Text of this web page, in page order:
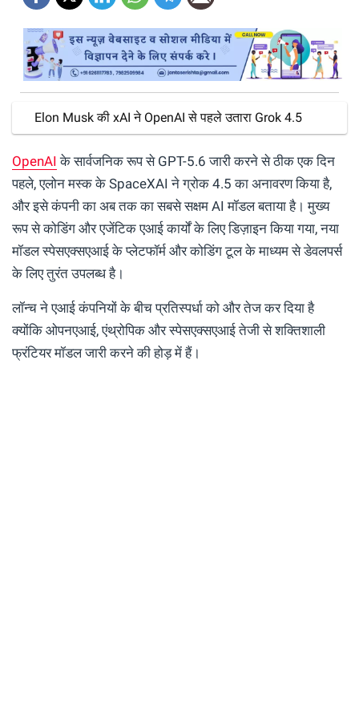
Elon Musk की xAI ने OpenAI से पहले उतारा Grok 4.5
OpenAI के सार्वजनिक रूप से GPT-5.6 जारी करने से ठीक एक दिन
पहले, एलोन मस्क के SpaceXAI ने ग्रोक 4.5 का अनावरण किया है,
और इसे कंपनी का अब तक का सबसे सक्षम AI मॉडल बताया है। मुख्य
रूप से कोडिंग और एजेंटिक एआई कार्यों के लिए डिज़ाइन किया गया, नया
मॉडल स्पेसएक्सएआई के प्लेटफॉर्म और कोडिंग टूल के माध्यम से डेवलपर्स
के लिए तुरंत उपलब्ध है।
लॉन्च ने एआई कंपनियों के बीच प्रतिस्पर्धा को और तेज कर दिया है
क्योंकि ओपनएआई, एंथ्रोपिक और स्पेसएक्सएआई तेजी से शक्तिशाली
फ्रंटियर मॉडल जारी करने की होड़ में हैं।